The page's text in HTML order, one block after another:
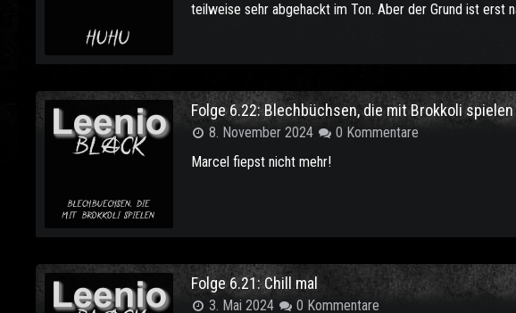
teilweise sehr abgehackt im Ton. Aber der Grund ist erst
Folge 6.22: Blechbüchsen, die mit Brokkoli spielen
8. November 2024
0 Kommentare
Marcel fiepst nicht mehr!
Folge 6.21: Chill mal
3. Mai 2024
0 Kommentare